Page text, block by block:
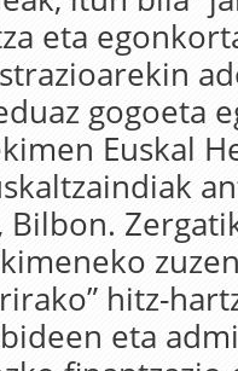
eta
gogoeta
Euskal
Bilbon.
hitz-
eta